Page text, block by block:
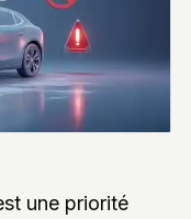
une priorité